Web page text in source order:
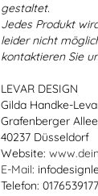
gestaltet.
Jedes Produkt
leider nicht
kontaktieren Sie
LEVAR DESIGN
Gilda Handke-
Grafenberger
40237 Düsseldorf
Website:
E-Mail:
Telefon: